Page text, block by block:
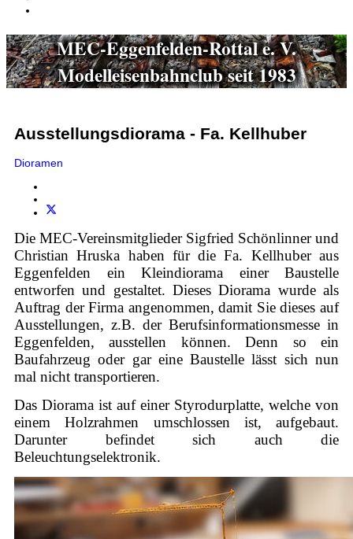
MEC-Eggenfelden-Rottal e. V.
Modelleisenbahnclub seit 1983
Ausstellungsdiorama - Fa. Kellhuber
Dioramen
Die MEC-Vereinsmitglieder Sigfried Schönlinner und
Christian Hruska haben für die Fa. Kellhuber aus
Eggenfelden ein Kleindiorama einer Baustelle
entworfen und gestaltet. Dieses Diorama wurde als
Auftrag der Firma angenommen, damit Sie dieses auf
Ausstellungen, z.B. der Berufsinformationsmesse in
Eggenfelden, ausstellen können. Denn so ein
Baufahrzeug oder gar eine Baustelle lässt sich nun
mal nicht transportieren.
Das Diorama ist auf einer Styrodurplatte, welche von
einem Holzrahmen umschlossen ist, aufgebaut.
Darunter befindet sich auch die
Beleuchtungselektronik.